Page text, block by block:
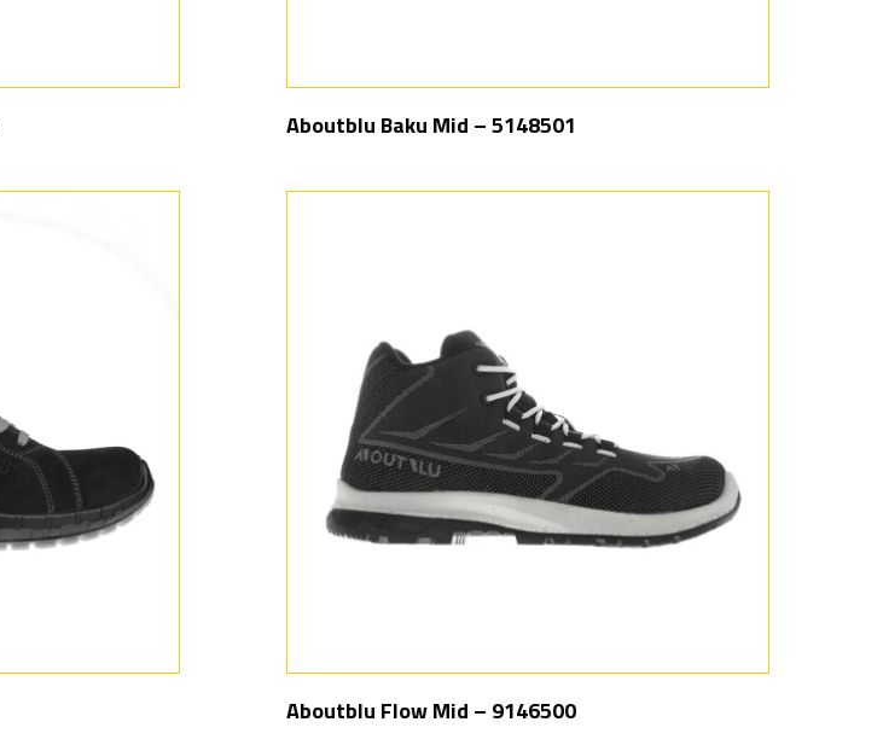
Aboutblu Baku Mid – 5148501
Aboutblu Flow Mid – 9146500